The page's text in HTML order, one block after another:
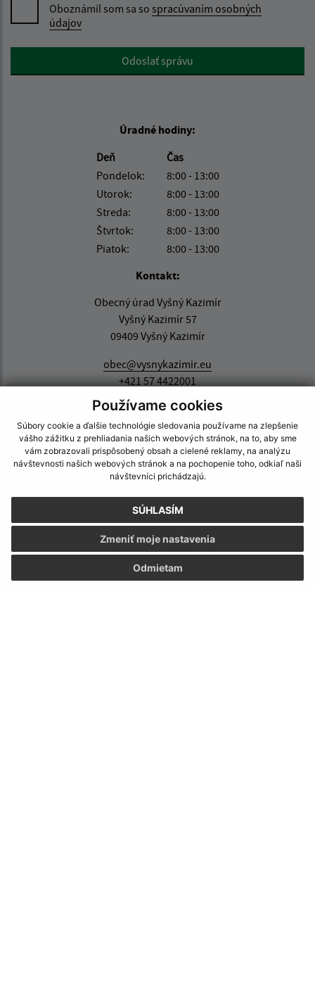
Používame cookies
Súbory cookie a ďalšie technológie sledovania používame na zlepšenie
vášho zážitku z prehliadania našich webových stránok, na to, aby sme
vám zobrazovali prispôsobený obsah a cielené reklamy, na analýzu
návštevnosti našich webových stránok a na pochopenie toho, odkiaľ naši
návštevníci prichádzajú.
SÚHLASÍM
Odmietam
Zmeniť moje nastavenia
Oboznámil som sa so spracúvaním osobných
údajov
Google reCaptcha ResponseOdoslať správu
Úradné hodiny:
Deň
Čas
Pondelok:
8:00 - 13:00
Utorok:
8:00 - 13:00
Streda:
8:00 - 13:00
Štvrtok:
8:00 - 13:00
Piatok:
8:00 - 13:00
Kontakt:
Obecný úrad Vyšný Kazimír
Vyšný Kazimír 57
09409 Vyšný Kazimír
obec@vysnykazimir.eu
+421 57 4422001
IČO: 00332801